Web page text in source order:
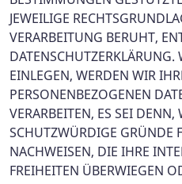
JEWEILIGE
VERARBEITUNG BERUHT,
DATENSCHUTZERKLÄRUNG.
EINLEGEN, WERDEN WIR
PERSONENBEZOGENEN
VERARBEITEN, ES SEI
SCHUTZWÜRDIGE GRÜNDE
NACHWEISEN, DIE IHRE
FREIHEITEN ÜBERWIEGEN